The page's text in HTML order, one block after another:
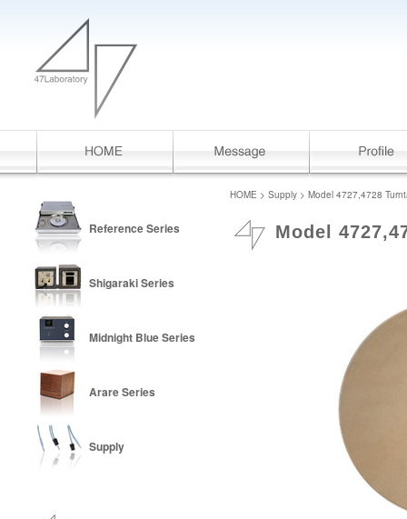
HOME > Supply> Model 4727,4728
Model
Reference Series
Shigaraki Series
Midnight Blue Series
Arare Series
Supply